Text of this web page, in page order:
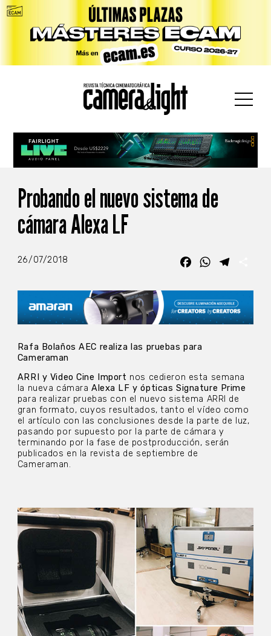
Probando el nuevo sistema de
cámara Alexa LF
26/07/2018 FacebookWhatsApp
Rafa Bolaños AEC realiza las pruebas para
Cameraman
ARRI y Video Cine Import nos cedieron esta semana
la nueva cámaraAlexa LF y ópticas Signature Prime
para realizar pruebas con el nuevo sistema ARRI de
gran formato, cuyos resultados, tanto el vídeo como
el artículo con las conclusiones desde la parte de luz,
pasando por supuesto por la parte de cámara y
terminando por la fase de postproducción, serán
publicados en la revista de septiembre de
Cameraman.